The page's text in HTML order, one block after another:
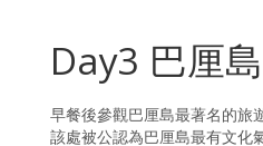
Day3 巴厘島
早餐後參觀巴厘島最著名的旅
該處被公認為巴厘島最有文化